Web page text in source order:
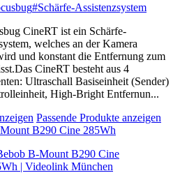
#Schärfe-Assistenzsystem
CineRT ist ein Schärfe-
welches an der Kamera
und konstant die Entfernung zum
CineRT besteht aus 4
Ultraschall Basiseinheit (Sender)
High-Bright Entfernun...
Passende Produkte anzeigen
B290 Cine 285Wh